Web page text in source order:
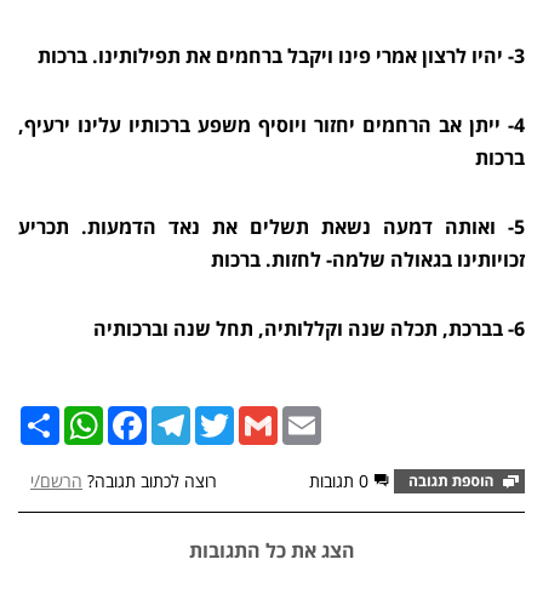
3- יהיו לרצון אמרי פינו ויקבל ברחמים את תפילותינו. ברכות
4- ייתן אב הרחמים יחזור ויוסיף משפע ברכותיו עלינו ירעיף,
ברכות
5- ואותה דמעה נשאת תשלים את נאד הדמעות. תכריע
זכויותינו בגאולה שלמה- לחזות. ברכות
6- בברכת, תכלה שנה וקללותיה, תחל שנה וברכותיה
שתף
WhatsAppFacebookTelegramTwitterGmailEmail
0 תגובות רוצה לכתוב תגובה? הרשם/י
הצג את כל התגובות